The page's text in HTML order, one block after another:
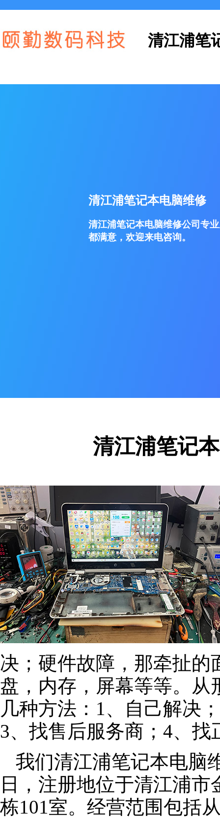
清江浦笔
清江浦笔记本电脑维修
清江浦笔记本电脑维修公司专
都满意，欢迎来电咨询。
清江浦笔记
决；硬件故障，那牵扯的
盘，内存，屏幕等等。从
几种方法：1、自己解决
3、找售后服务商；4、找
我们清江浦笔记本电脑
日，注册地位于清江浦
栋101室。经营范围包括